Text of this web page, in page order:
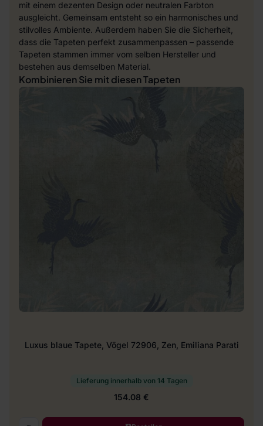
mit einem dezenten Design oder neutralen Farbton
ausgleicht. Gemeinsam entsteht so ein harmonisches und
stilvolles Ambiente. Außerdem haben Sie die Sicherheit,
dass die Tapeten perfekt zusammenpassen – passende
Tapeten stammen immer vom selben Hersteller und
bestehen aus demselben Material.
Kombinieren Sie mit diesen Tapeten
Luxus blaue Tapete, Vögel 72906, Zen, Emiliana Parati
Lieferung innerhalb von 14 Tagen
154.08 €